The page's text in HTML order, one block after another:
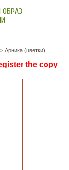
ОБРАЗ
>Арника (цветки)
the copy